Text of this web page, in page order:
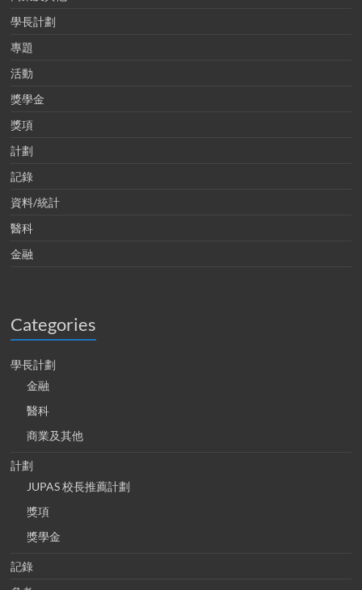
學長計劃
專題
活動
獎學金
獎項
計劃
記錄
資料/統計
醫科
金融
Categories
學長計劃
金融
醫科
商業及其他
計劃
JUPAS 校長推薦計劃
獎項
獎學金
記錄